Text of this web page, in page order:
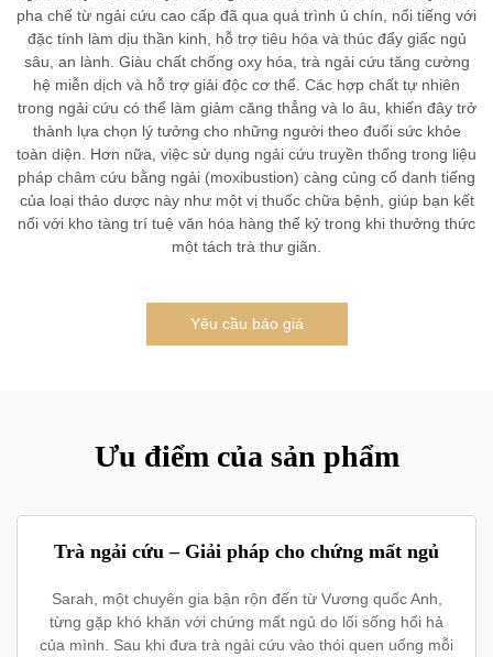
pha chế từ ngải cứu cao cấp đã qua quá trình ủ chín, nổi tiếng với
đặc tính làm dịu thần kinh, hỗ trợ tiêu hóa và thúc đẩy giấc ngủ
sâu, an lành. Giàu chất chống oxy hóa, trà ngải cứu tăng cường
hệ miễn dịch và hỗ trợ giải độc cơ thể. Các hợp chất tự nhiên
trong ngải cứu có thể làm giảm căng thẳng và lo âu, khiến đây trở
thành lựa chọn lý tưởng cho những người theo đuổi sức khỏe
toàn diện. Hơn nữa, việc sử dụng ngải cứu truyền thống trong liệu
pháp châm cứu bằng ngải (moxibustion) càng củng cố danh tiếng
của loại thảo dược này như một vị thuốc chữa bệnh, giúp bạn kết
nối với kho tàng trí tuệ văn hóa hàng thế kỷ trong khi thưởng thức
một tách trà thư giãn.
Yêu cầu báo giá
Ưu điểm của sản phẩm
Trà ngải cứu – Giải pháp cho chứng mất ngủ
Sarah, một chuyên gia bận rộn đến từ Vương quốc Anh,
từng gặp khó khăn với chứng mất ngủ do lối sống hối hả
của mình. Sau khi đưa trà ngải cứu vào thói quen uống mỗi